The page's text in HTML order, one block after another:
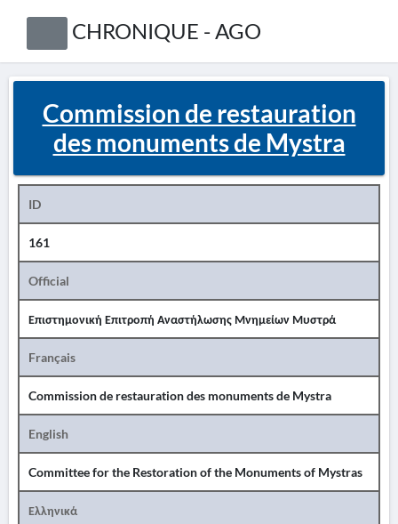
CHRONIQUE - AGO
Commission de restauration
des monuments de Mystra
ID
161
Official
Επιστημονική Επιτροπή Αναστήλωσης Μνημείων Μυστρά
Français
Commission de restauration des monuments de Mystra
English
Committee for the Restoration of the Monuments of Mystras
Ελληνικά